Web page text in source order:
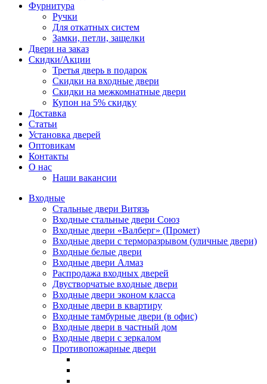
Фурнитура
Ручки
Для откатных систем
Замки, петли, защелки
Двери на заказ
Скидки/Акции
Третья дверь в подарок
Скидки на входные двери
Скидки на межкомнатные двери
Купон на 5% скидку
Доставка
Статьи
Установка дверей
Оптовикам
Контакты
О нас
Наши вакансии
Входные
Стальные двери Витязь
Входные стальные двери Союз
Входные двери «Валберг» (Промет)
Входные двери с терморазрывом (уличные двери)
Входные белые двери
Входные двери Алмаз
Распродажа входных дверей
Двустворчатые входные двери
Входные двери эконом класса
Входные двери в квартиру
Входные тамбурные двери (в офис)
Входные двери в частный дом
Входные двери с зеркалом
Противопожарные двери